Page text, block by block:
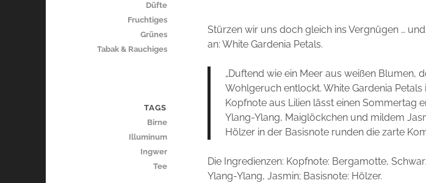
Stürzen wir uns doch gleich ins Vergnügen …
an: White Gardenia Petals.
„Duftend wie ein Meer aus weißen Blumen,
Wohlgeruch entlockt. White Gardenia
Kopfnote aus Lilien lässt einen Sommertag
Ylang-Ylang, Maiglöckchen und mildem
Hölzer in der Basisnote runden die zarte
Die Ingredienzen: Kopfnote: Bergamotte,
Ylang-Ylang, Jasmin; Basisnote: Hölzer.
Düfte
Fruchtiges
Grünes
Tabak & Rauchiges
TAGS
Birne
Illuminum
Ingwer
Tee